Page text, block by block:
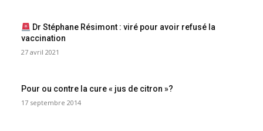
Dr Stéphane Résimont : viré pour avoir refusé la
vaccination
27 avril 2021
Pour ou contre la cure « jus de citron »?
17 septembre 2014